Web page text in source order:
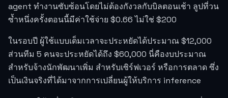
agent ทำงานซับซ้อนโดยไม่ต้องกังวลกับบิลตอนเช้า ลูปที่วน
ซ้ำหนึ่งครั้งตอนนี้มีค่าใช้จ่าย $0.66 ไม่ใช่ $200
ในรอบปี ผู้ใช้แบบเต็มเวลาจะประหยัดได้ประมาณ $12,000
ส่วนทีม 5 คนจะประหยัดได้ถึง $60,000 นี่คืองบประมาณ
สำหรับจ้างนักพัฒนาเพิ่ม สำหรับเซิร์ฟเวอร์ หรือการตลาด ซึ่ง
เป็นเงินจริงที่ได้มาจากการเปลี่ยนผู้ให้บริการ inference